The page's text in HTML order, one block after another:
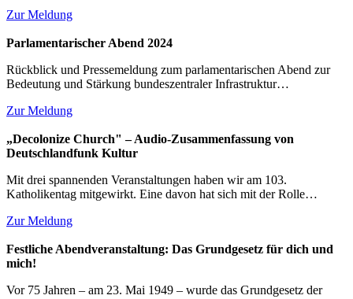
Zur Meldung
Parlamentarischer Abend 2024
Rückblick und Pressemeldung zum parlamentarischen Abend zur
Bedeutung und Stärkung bundeszentraler Infrastruktur…
Zur Meldung
„Decolonize Church" – Audio-Zusammenfassung von
Deutschlandfunk Kultur
Mit drei spannenden Veranstaltungen haben wir am 103.
Katholikentag mitgewirkt. Eine davon hat sich mit der Rolle…
Zur Meldung
Festliche Abendveranstaltung: Das Grundgesetz für dich und
mich!
Vor 75 Jahren – am 23. Mai 1949 – wurde das Grundgesetz der